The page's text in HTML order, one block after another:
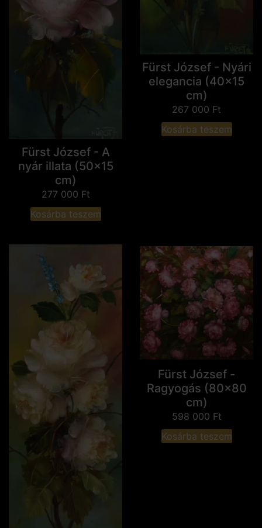
Fürst József - A
nyár illata (50x15
cm)
277 000 Ft
Kosárba teszem
Fürst József - Nyári
elegancia (40x15
cm)
267 000 Ft
Kosárba teszem
Fürst József -
Ragyogás (80x80
cm)
598 000 Ft
Kosárba teszem